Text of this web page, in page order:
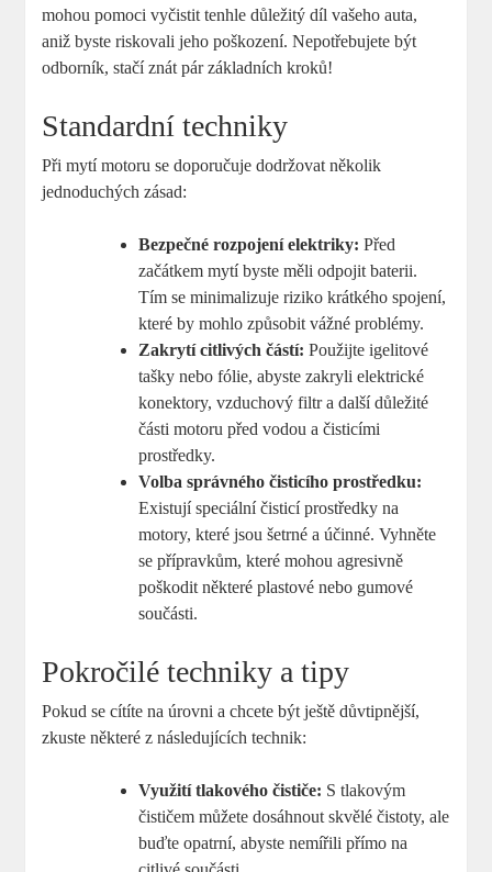
mohou pomoci vyčistit tenhle důležitý díl vašeho auta,
aniž byste riskovali jeho poškození. Nepotřebujete být
odborník, stačí znát pár základních kroků!
Standardní techniky
Při mytí motoru se doporučuje dodržovat několik
jednoduchých zásad:
Bezpečné rozpojení elektriky: Před
začátkem mytí byste měli odpojit baterii.
Tím se minimalizuje riziko krátkého spojení,
které by mohlo způsobit vážné problémy.
Zakrytí citlivých částí: Použijte igelitové
tašky nebo fólie, abyste zakryli elektrické
konektory, vzduchový filtr a další důležité
části motoru před vodou a čisticími
prostředky.
Volba správného čisticího prostředku:
Existují speciální čisticí prostředky na
motory, které jsou šetrné a účinné. Vyhněte
se přípravkům, které mohou agresivně
poškodit některé plastové nebo gumové
součásti.
Pokročilé techniky a tipy
Pokud se cítíte na úrovni a chcete být ještě důvtipnější,
zkuste některé z následujících technik:
Využití tlakového čističe: S tlakovým
čističem můžete dosáhnout skvělé čistoty, ale
buďte opatrní, abyste nemířili přímo na